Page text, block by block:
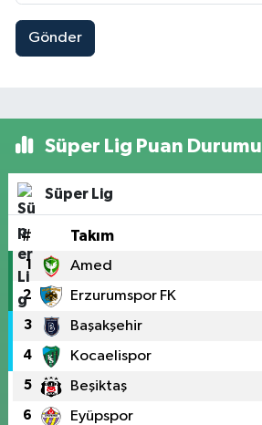
Gönder
Süper Lig Puan Durumu
Süper Lig
# Takım
1 Amed
2 Erzurumspor FK
3 Başakşehir
4 Kocaelispor
5 Beşiktaş
6 Eyüpspor